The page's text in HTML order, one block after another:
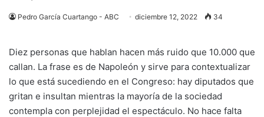
Pedro García Cuartango - ABC diciembre 12, 2022 34
Diez personas que hablan hacen más ruido que 10.000 que
callan. La frase es de Napoleón y sirve para contextualizar
lo que está sucediendo en el Congreso: hay diputados que
gritan e insultan mientras la mayoría de la sociedad
contempla con perplejidad el espectáculo. No hace falta